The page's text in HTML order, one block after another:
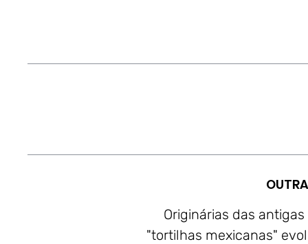
Originárias das
"tortilhas mexicanas"